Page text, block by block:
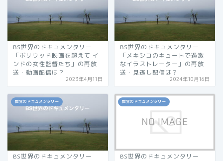
BS世界のドキュメンタリー
「ボリウッド映画を超えて イ
ンドの女性監督たち」の再放
送・動画配信は？
2023年4月11日
BS世界のドキュメンタリー
「メキシコのキュートで過激
なイラストレーター」の再放
送・見逃し配信は？
2024年10月16日
世界のドキュメンタリー
BS世界のドキュメンタリー
世界のドキュメンタリー
BS世界のドキュメンタリー